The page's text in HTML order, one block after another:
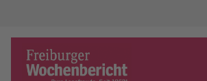
content